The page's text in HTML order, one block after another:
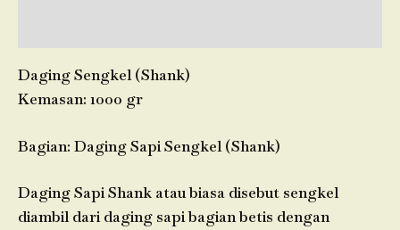
Daging Sengkel (Shank)
Kemasan: 1000 gr
Bagian: Daging Sapi Sengkel (Shank)
Daging Sapi Shank atau biasa disebut sengkel
diambil dari daging sapi bagian betis dengan